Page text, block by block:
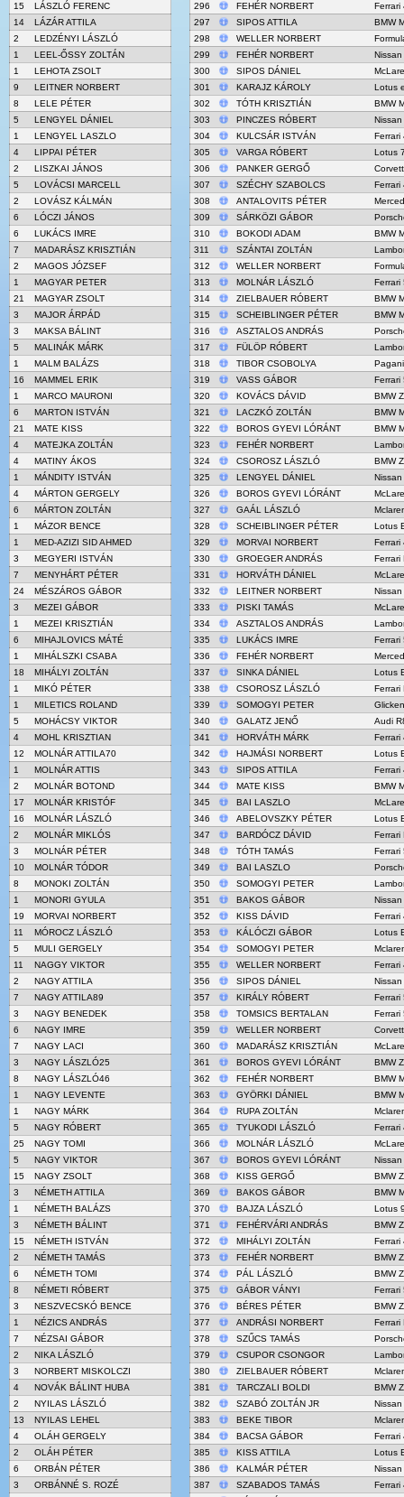
15
LÁSZLÓ FERENC
14
LÁZÁR ATTILA
2
LEDZÉNYI LÁSZLÓ
1
LEEL-ŐSSY ZOLTÁN
1
LEHOTA ZSOLT
9
LEITNER NORBERT
8
LELE PÉTER
5
LENGYEL DÁNIEL
1
LENGYEL LASZLO
4
LIPPAI PÉTER
2
LISZKAI JÁNOS
5
LOVÁCSI MARCELL
2
LOVÁSZ KÁLMÁN
6
LÓCZI JÁNOS
6
LUKÁCS IMRE
7
MADARÁSZ KRISZTIÁN
2
MAGOS JÓZSEF
1
MAGYAR PETER
21
MAGYAR ZSOLT
3
MAJOR ÁRPÁD
3
MAKSA BÁLINT
5
MALINÁK MÁRK
1
MALM BALÁZS
16
MAMMEL ERIK
1
MARCO MAURONI
6
MARTON ISTVÁN
21
MATE KISS
4
MATEJKA ZOLTÁN
4
MATINY ÁKOS
1
MÁNDITY ISTVÁN
4
MÁRTON GERGELY
6
MÁRTON ZOLTÁN
1
MÁZOR BENCE
1
MED-AZIZI SID AHMED
3
MEGYERI ISTVÁN
7
MENYHÁRT PÉTER
24
MÉSZÁROS GÁBOR
3
MEZEI GÁBOR
1
MEZEI KRISZTIÁN
6
MIHAJLOVICS MÁTÉ
1
MIHÁLSZKI CSABA
18
MIHÁLYI ZOLTÁN
1
MIKÓ PÉTER
1
MILETICS ROLAND
5
MOHÁCSY VIKTOR
4
MOHL KRISZTIAN
12
MOLNÁR ATTILA70
1
MOLNÁR ATTIS
2
MOLNÁR BOTOND
17
MOLNÁR KRISTÓF
16
MOLNÁR LÁSZLÓ
2
MOLNÁR MIKLÓS
3
MOLNÁR PÉTER
10
MOLNÁR TÓDOR
8
MONOKI ZOLTÁN
1
MONORI GYULA
19
MORVAI NORBERT
11
MÓROCZ LÁSZLÓ
5
MULI GERGELY
11
NAGGY VIKTOR
2
NAGY ATTILA
7
NAGY ATTILA89
3
NAGY BENEDEK
6
NAGY IMRE
7
NAGY LACI
3
NAGY LÁSZLÓ25
8
NAGY LÁSZLÓ46
1
NAGY LEVENTE
1
NAGY MÁRK
5
NAGY RÓBERT
25
NAGY TOMI
5
NAGY VIKTOR
15
NAGY ZSOLT
3
NÉMETH ATTILA
1
NÉMETH BALÁZS
3
NÉMETH BÁLINT
15
NÉMETH ISTVÁN
2
NÉMETH TAMÁS
6
NÉMETH TOMI
8
NÉMETI RÓBERT
3
NESZVECSKÓ BENCE
1
NÉZICS ANDRÁS
7
NÉZSAI GÁBOR
2
NIKA LÁSZLÓ
3
NORBERT MISKOLCZI
4
NOVÁK BÁLINT HUBA
2
NYILAS LÁSZLÓ
13
NYILAS LEHEL
4
OLÁH GERGELY
2
OLÁH PÉTER
6
ORBÁN PÉTER
3
ORBÁNNÉ S. ROZÉ
296
FEHÉR NORBERT
Ferrari
297
SIPOS ATTILA
BMW
298
WELLER NORBERT
299
FEHÉR NORBERT
Nissan
300
SIPOS DÁNIEL
301
KARAJZ KÁROLY
Lotus
302
TÓTH KRISZTIÁN
BMW
303
PINCZES RÓBERT
Nissan
304
KULCSÁR ISTVÁN
Ferrari
305
VARGA RÓBERT
Lotus
306
PANKER GERGŐ
307
SZÉCHY SZABOLCS
Ferrari
308
ANTALOVITS PÉTER
309
SÁRKÖZI GÁBOR
310
BOKODI ADAM
BMW
311
SZÁNTAI ZOLTÁN
312
WELLER NORBERT
313
MOLNÁR LÁSZLÓ
Ferrari
314
ZIELBAUER RÓBERT
BMW
315
SCHEIBLINGER PÉTER
BMW
316
ASZTALOS ANDRÁS
317
FÜLÖP RÓBERT
318
TIBOR CSOBOLYA
319
VASS GÁBOR
Ferrari
320
KOVÁCS DÁVID
BMW
321
LACZKÓ ZOLTÁN
BMW
322
BOROS GYEVI LÓRÁNT
BMW
323
FEHÉR NORBERT
324
CSOROSZ LÁSZLÓ
BMW
325
LENGYEL DÁNIEL
Nissan
326
BOROS GYEVI LÓRÁNT
327
GAÁL LÁSZLÓ
328
SCHEIBLINGER PÉTER
Lotus
329
MORVAI NORBERT
Ferrari
330
GROEGER ANDRÁS
Ferrari
331
HORVÁTH DÁNIEL
332
LEITNER NORBERT
Nissan
333
PISKI TAMÁS
334
ASZTALOS ANDRÁS
335
LUKÁCS IMRE
Ferrari
336
FEHÉR NORBERT
337
SINKA DÁNIEL
Lotus
338
CSOROSZ LÁSZLÓ
Ferrari
339
SOMOGYI PETER
340
GALATZ JENŐ
Audi
341
HORVÁTH MÁRK
Ferrari
342
HAJMÁSI NORBERT
Lotus
343
SIPOS ATTILA
Ferrari
344
MATE KISS
BMW
345
BAI LASZLO
346
ABELOVSZKY PÉTER
Lotus
347
BARDÓCZ DÁVID
Ferrari
348
TÓTH TAMÁS
Ferrari
349
BAI LASZLO
350
SOMOGYI PETER
351
BAKOS GÁBOR
Nissan
352
KISS DÁVID
Ferrari
353
KÁLÓCZI GÁBOR
Lotus
354
SOMOGYI PETER
355
WELLER NORBERT
Ferrari
356
SIPOS DÁNIEL
Nissan
357
KIRÁLY RÓBERT
Ferrari
358
TOMSICS BERTALAN
Ferrari
359
WELLER NORBERT
360
MADARÁSZ KRISZTIÁN
361
BOROS GYEVI LÓRÁNT
BMW
362
FEHÉR NORBERT
BMW
363
GYÖRKI DÁNIEL
BMW
364
RUPA ZOLTÁN
365
TYUKODI LÁSZLÓ
Ferrari
366
MOLNÁR LÁSZLÓ
367
BOROS GYEVI LÓRÁNT
Nissan
368
KISS GERGŐ
BMW
369
BAKOS GÁBOR
BMW
370
BAJZA LÁSZLÓ
Lotus
371
FEHÉRVÁRI ANDRÁS
BMW
372
MIHÁLYI ZOLTÁN
Ferrari
373
FEHÉR NORBERT
BMW
374
PÁL LÁSZLÓ
BMW
375
GÁBOR VÁNYI
Ferrari
376
BÉRES PÉTER
BMW
377
ANDRÁSI NORBERT
Ferrari
378
SZŰCS TAMÁS
379
CSUPOR CSONGOR
380
ZIELBAUER RÓBERT
381
TARCZALI BOLDI
BMW
382
SZABÓ ZOLTÁN JR
Nissan
383
BEKE TIBOR
384
BACSA GÁBOR
Ferrari
385
KISS ATTILA
Lotus
386
KALMÁR PÉTER
Nissan
387
SZABADOS TAMÁS
Ferrari